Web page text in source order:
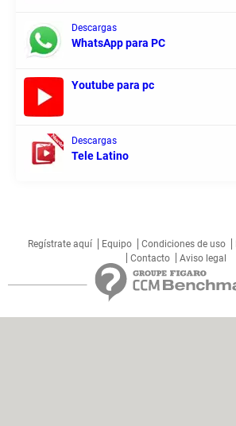
Descargas
WhatsApp para PC
Youtube para pc
Descargas
Tele Latino
Regístrate aquí Equipo Condiciones de uso
Contacto
Aviso legal